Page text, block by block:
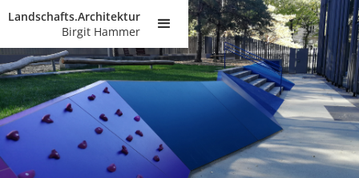
Landschafts.Architektur
Birgit Hammer